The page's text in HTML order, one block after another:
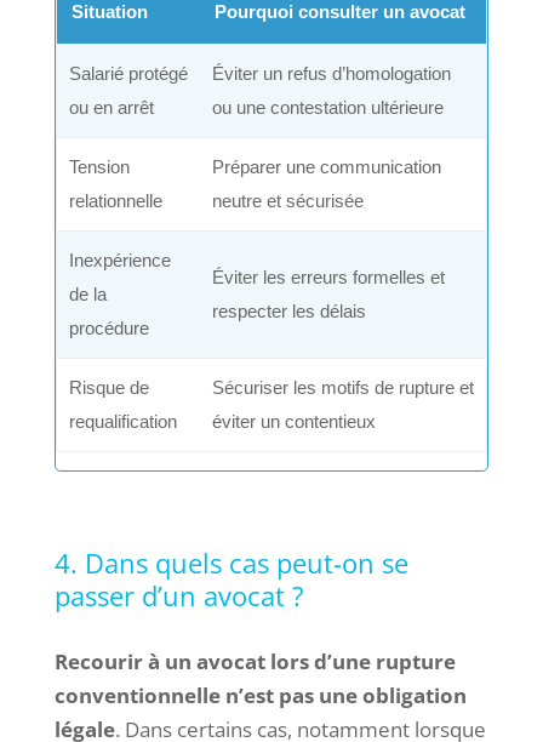
Situation Pourquoi consulter un avocat
Salarié protégé
ou en arrêt
Éviter un refus d’homologation
ou une contestation ultérieure
Tension
relationnelle
Préparer une communication
neutre et sécurisée
Inexpérience
de la
procédure
Éviter les erreurs formelles et
respecter les délais
Risque de
requalification
Sécuriser les motifs de rupture et
éviter un contentieux
4. Dans quels cas peut-on se
passer d’un avocat ?
Recourir à un avocat lors d’une rupture
conventionnelle n’est pas une obligation
légale. Dans certains cas, notamment lorsque